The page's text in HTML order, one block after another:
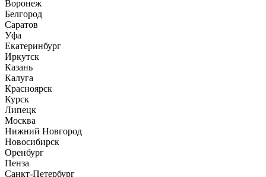
Воронеж
Белгород
Саратов
Уфа
Екатеринбург
Иркутск
Казань
Калуга
Красноярск
Курск
Липецк
Москва
Нижний Новгород
Новосибирск
Оренбург
Пенза
Санкт-Петербург